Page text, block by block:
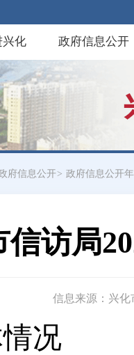
兴化 政府信息公开
府信息公开> 政府信息公开
信访局
信息来源：兴化
况